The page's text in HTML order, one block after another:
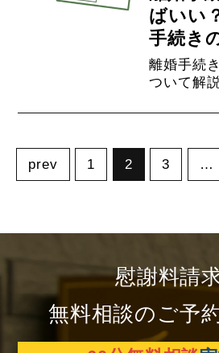
して離婚
るのか、
弁護士が
します。
ばいい
手続き
につい
離婚手続
ついて解
裁判とい
意する点
い場合に
ら、一度
投
ナ
prev 1 2 3 …
慰謝料請
無料相談のご予